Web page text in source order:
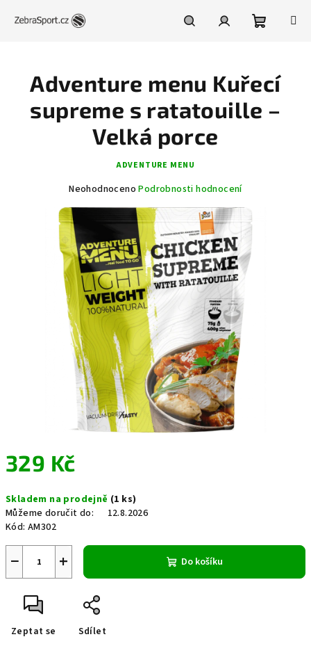
košík
329 Kč
cena:
Skladem na prodejně (1 ks)
Můžeme doručit do:
12.8.2026
Kód: AM302
+
− Do košíku
Zeptat se Sdílet
Adventure menu Kuřecí
supreme s ratatouille –
Velká porce
ADVENTURE MENU
Průměrné
produktu
je
0,0
z
hvězdiček.
Neohodnoceno Podrobnosti hodnocení